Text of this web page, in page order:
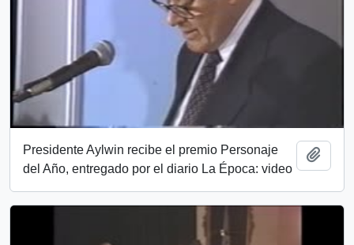
Presidente Aylwin recibe el premio Personaje
del Año, entregado por el diario La Época: video